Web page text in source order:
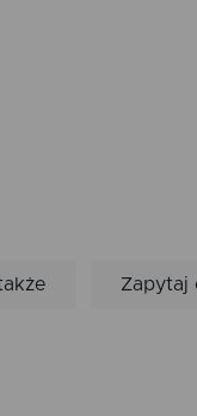
Zapytaj